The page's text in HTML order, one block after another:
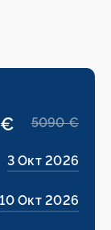
5090 €
3 Окт 2026
10 Окт 2026